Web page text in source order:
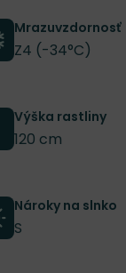
Mrazuvzdornosť
Z4 (-34°C)
Výška rastliny
120 cm
Nároky na slnko
S